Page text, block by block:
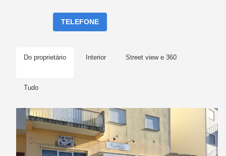
TELEFONE
Do proprietário Interior Street view e 360
Tudo